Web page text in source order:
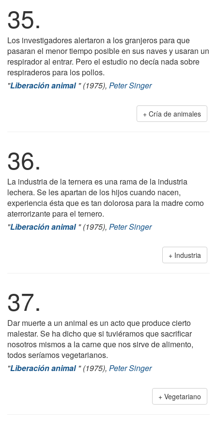
35.
Los investigadores alertaron a los granjeros para que
pasaran el menor tiempo posible en sus naves y usaran un
respirador al entrar. Pero el estudio no decía nada sobre
respiraderos para los pollos.
"Liberación animal " (1975), Peter Singer
Cría de animales
36.
La industria de la ternera es una rama de la industria
lechera. Se les apartan de los hijos cuando nacen,
experiencia ésta que es tan dolorosa para la madre como
aterrorizante para el ternero.
"Liberación animal " (1975), Peter Singer
Industria
37.
Dar muerte a un animal es un acto que produce cierto
malestar. Se ha dicho que si tuviéramos que sacrificar
nosotros mismos a la carne que nos sirve de alimento,
todos seríamos vegetarianos.
"Liberación animal " (1975), Peter Singer
Vegetariano